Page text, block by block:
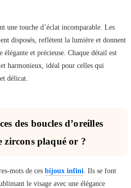
une touche d’éclat incomparable. Les
disposés, reflètent la lumière et donnent
élégante et précieuse. Chaque détail est
harmonieux, idéal pour celles qui
délicat.
des boucles d’oreilles
zircons plaqué or ?
mots de ces bijoux infini . Ils se font
le visage avec une élégance